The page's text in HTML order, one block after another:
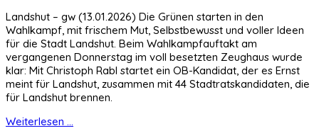
Landshut – gw (13.01.2026) Die Grünen starten in den
Wahlkampf, mit frischem Mut, Selbstbewusst und voller Ideen
für die Stadt Landshut. Beim Wahlkampfauftakt am
vergangenen Donnerstag im voll besetzten Zeughaus wurde
klar: Mit Christoph Rabl startet ein OB-Kandidat, der es Ernst
meint für Landshut, zusammen mit 44 Stadtratskandidaten, die
für Landshut brennen.
Weiterlesen ...